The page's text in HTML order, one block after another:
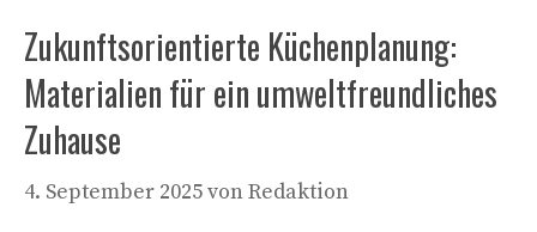
Zukunftsorientierte Küchenplanung:
Materialien für ein umweltfreundliches
Zuhause
4. September 2025vonRedaktion